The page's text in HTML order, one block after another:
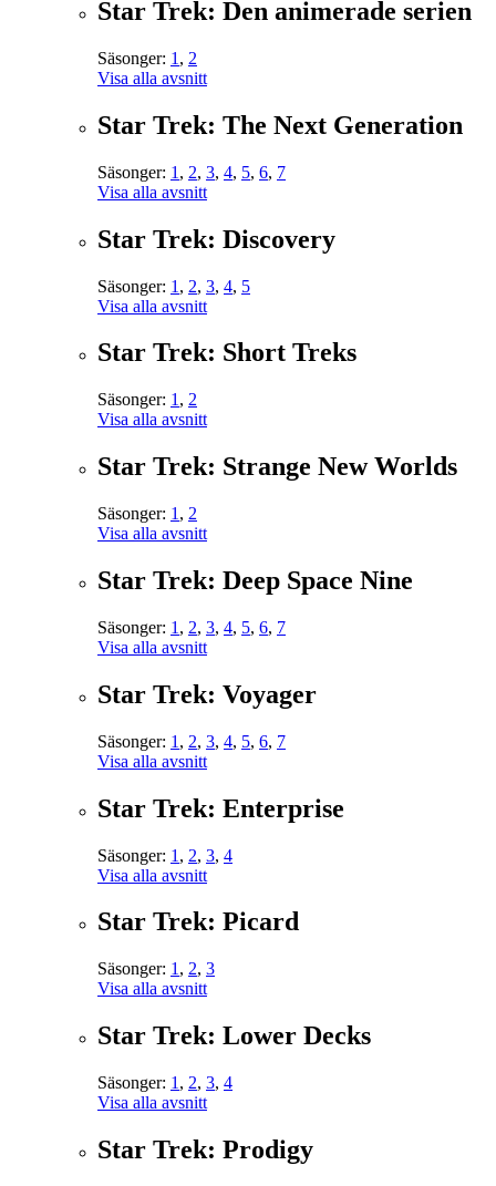
Star Trek: Den animerade serien
Säsonger: 1 , 2
Visa alla avsnitt
Star Trek: The Next Generation
Säsonger: 1 , 2, 3, 4, 5, 6, 7
Visa alla avsnitt
Star Trek: Discovery
Säsonger: 1 , 2, 3, 4, 5
Visa alla avsnitt
Star Trek: Short Treks
Säsonger: 1 , 2
Visa alla avsnitt
Star Trek: Strange New Worlds
Säsonger: 1 , 2
Visa alla avsnitt
Star Trek: Deep Space Nine
Säsonger: 1 , 2, 3, 4, 5, 6, 7
Visa alla avsnitt
Star Trek: Voyager
Säsonger: 1 , 2, 3, 4, 5, 6, 7
Visa alla avsnitt
Star Trek: Enterprise
Säsonger: 1 , 2, 3, 4
Visa alla avsnitt
Star Trek: Picard
Säsonger: 1 , 2, 3
Visa alla avsnitt
Star Trek: Lower Decks
Säsonger: 1 , 2, 3, 4
Visa alla avsnitt
Star Trek: Prodigy